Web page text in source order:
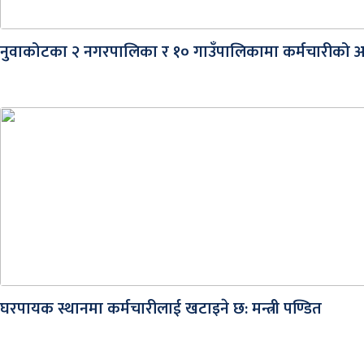
नुवाकोटका २ नगरपालिका र १० गाउँपालिकामा कर्मचारीको
घरपायक स्थानमा कर्मचारीलाई खटाइने छ: मन्त्री पण्डित